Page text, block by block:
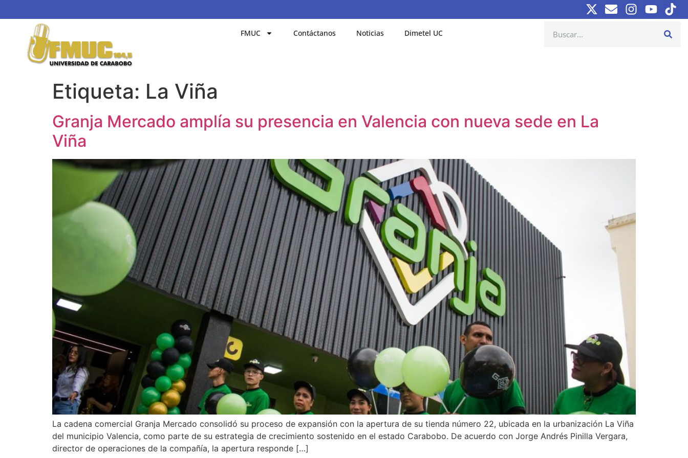
FMUC Contáctanos Noticias Dimetel UC
Etiqueta: La Viña
Granja Mercado amplía su presencia en Valencia con nueva sede en La
Viña
La cadena comercial Granja Mercado consolidó su proceso de expansión con la apertura de su tienda número 22, ubicada en la urbanización La Viña
del municipio Valencia, como parte de su estrategia de crecimiento sostenido en el estado Carabobo. De acuerdo con Jorge Andrés Pinilla Vergara,
director de operaciones de la compañía, la apertura responde […]